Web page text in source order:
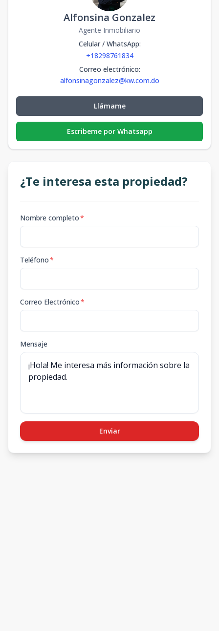
Alfonsina Gonzalez
Agente Inmobiliario
Celular / WhatsApp:
+18298761834
Correo electrónico:
alfonsinagonzalez@kw.com.do
Llámame
Escribeme por Whatsapp
¿Te interesa esta propiedad?
Nombre completo*
Teléfono*
Correo Electrónico*
Mensaje
Enviar